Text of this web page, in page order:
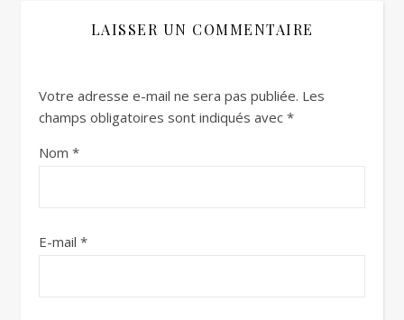
LAISSER UN COMMENTAIRE
Votre adresse e-mail ne sera pas publiée. Les
champs obligatoires sont indiqués avec *
Nom *
E-mail *